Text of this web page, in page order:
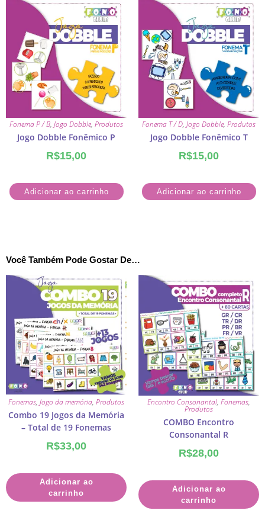
Fonema P / B, Jogo Dobble, Produtos
Jogo Dobble Fonêmico P
R$15,00
Adicionar ao carrinho
Fonema T / D, Jogo Dobble, Produtos
Jogo Dobble Fonêmico T
R$15,00
Adicionar ao carrinho
Você Também Pode Gostar De…
Fonemas, Jogo da memória, Produtos
Combo 19 Jogos da Memória
– Total de 19 Fonemas
R$33,00
Adicionar ao
carrinho
Encontro Consonantal, Fonemas,
Produtos
COMBO Encontro
Consonantal R
R$28,00
Adicionar ao
carrinho